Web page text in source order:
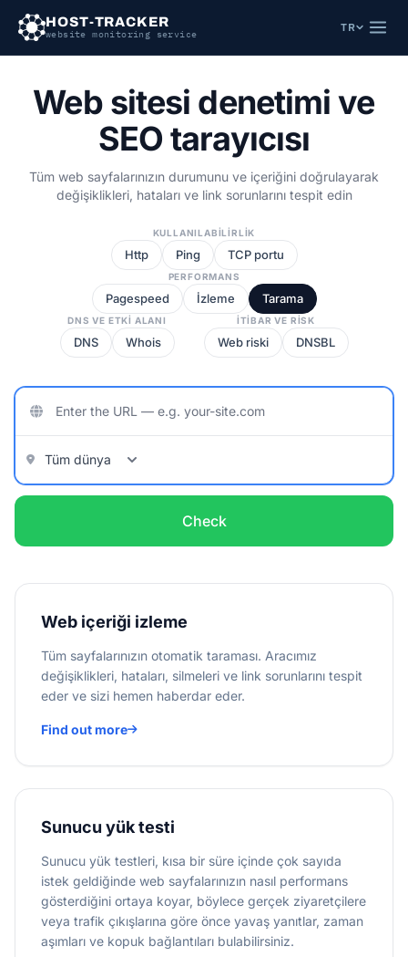
HOST-TRACKER
website monitoring service
TR
Web sitesi denetimi ve
SEO tarayıcısı
Tüm web sayfalarınızın durumunu ve içeriğini doğrulayarak
değişiklikleri, hataları ve link sorunlarını tespit edin
KULLANILABILIRLIK
Http Ping TCP portu
PERFORMANS
Pagespeed İzleme Tarama
DNS VE ETKI ALANI
DNS Whois
İTIBAR VE RISK
Web riski DNSBL
Check
Web içeriği izleme
Tüm sayfalarınızın otomatik taraması. Aracımız
değişiklikleri, hataları, silmeleri ve link sorunlarını tespit
eder ve sizi hemen haberdar eder.
Find out more
Sunucu yük testi
Sunucu yük testleri, kısa bir süre içinde çok sayıda
istek geldiğinde web sayfalarınızın nasıl performans
gösterdiğini ortaya koyar, böylece gerçek ziyaretçilere
veya trafik çıkışlarına göre önce yavaş yanıtlar, zaman
aşımları ve kopuk bağlantıları bulabilirsiniz.